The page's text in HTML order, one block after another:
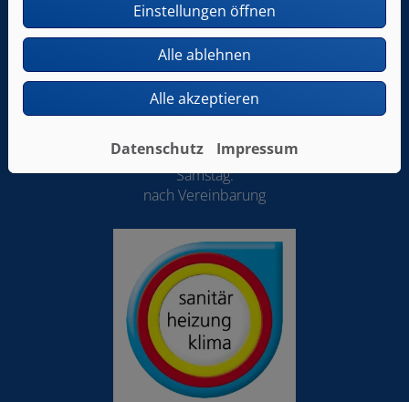
E-Mail:info@kklahsen-versorgungstechnik.de
Öffnungszeiten
Montag – Freitag:
Samstag:
nach Vereinbarung
Einstellungen öffnen
Alle ablehnen
Alle akzeptieren
Datenschutz Impressum